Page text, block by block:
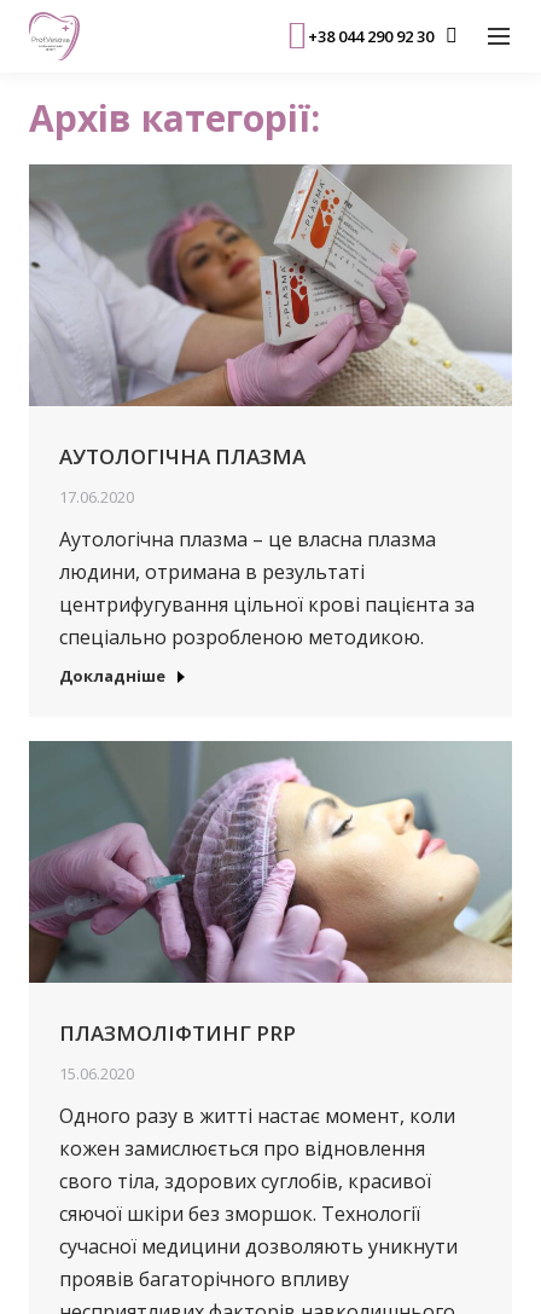
+38 044 290 92 30
Архів категорії:
АУТОЛОГІЧНА ПЛАЗМА
17.06.2020
Аутологічна плазма – це власна плазма
людини, отримана в результаті
центрифугування цільної крові пацієнта за
спеціально розробленою методикою.
Докладніше
ПЛАЗМОЛІФТИНГ PRP
15.06.2020
Одного разу в житті настає момент, коли
кожен замислюється про відновлення
свого тіла, здорових суглобів, красивої
сяючої шкіри без зморшок. Технології
сучасної медицини дозволяють уникнути
проявів багаторічного впливу